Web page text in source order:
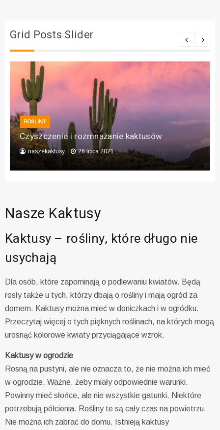
Grid Posts Slider
ROŚLINY
Czyszczenie i rozmnażanie kaktusów
naszekaktusy 26 lipca 2021
Nasze Kaktusy
Kaktusy – rośliny, które długo nie
usychają
Dla osób, które zapominają o podlewaniu kwiatów. Będą
rosły także u tych, którzy dbają o rośliny i mają ogród za
domem. Kaktusy można mieć w doniczkach i w ogródku.
Przeczytaj więcej o tych pięknych roślinach, na których mogą
urosnąć kolorowe kwiaty przyciągające wzrok.
Kaktusy w ogrodzie
Rosną na pustyni, ale nie oznacza to, że nie można ich mieć
w ogrodzie. Ważne, żeby miały odpowiednie warunki.
Powinny mieć słońce, ale nie wszystkie gatunki. Niektóre
potrzebują półcienia. Rośliny te są cały czas na powietrzu.
Nie można ich zabrać do domu. Istnieją kaktusy